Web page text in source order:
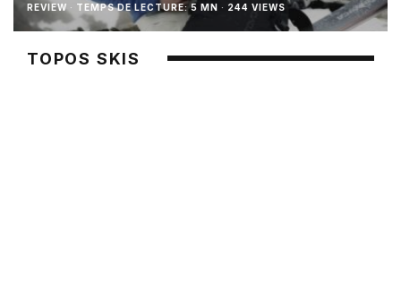
REVIEW · TEMPS DE LECTURE: 5 MN · 244 VIEWS
TOPOS SKIS